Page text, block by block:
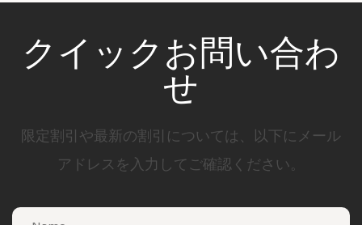
クイックお問い合わ
せ
限定割引や最新の割引については、以下にメール
アドレスを入力してご確認ください。